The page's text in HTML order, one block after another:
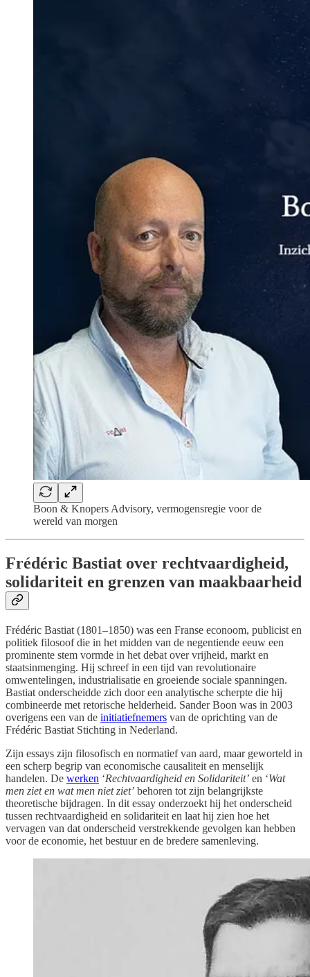
Boon & Knopers Advisory, vermogensregie voor de
wereld van morgen
Frédéric Bastiat over rechtvaardigheid,
solidariteit en grenzen van maakbaarheid
Frédéric Bastiat (1801–1850) was een Franse econoom, publicist en
politiek filosoof die in het midden van de negentiende eeuw een
prominente stem vormde in het debat over vrijheid, markt en
staatsinmenging. Hij schreef in een tijd van revolutionaire
omwentelingen, industrialisatie en groeiende sociale spanningen.
Bastiat onderscheidde zich door een analytische scherpte die hij
combineerde met retorische helderheid. Sander Boon was in 2003
overigens een van de initiatiefnemers van de oprichting van de
Frédéric Bastiat Stichting in Nederland.
Zijn essays zijn filosofisch en normatief van aard, maar geworteld in
een scherp begrip van economische causaliteit en menselijk
handelen. De werken ‘Rechtvaardigheid en Solidariteit’ en ‘Wat
men ziet en wat men niet ziet’ behoren tot zijn belangrijkste
theoretische bijdragen. In dit essay onderzoekt hij het onderscheid
tussen rechtvaardigheid en solidariteit en laat hij zien hoe het
vervagen van dat onderscheid verstrekkende gevolgen kan hebben
voor de economie, het bestuur en de bredere samenleving.